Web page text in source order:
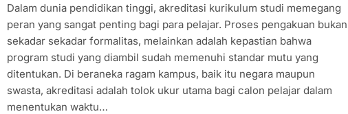
Dalam dunia pendidikan tinggi, akreditasi kurikulum studi memegang
peran yang sangat penting bagi para pelajar. Proses pengakuan bukan
sekadar sekadar formalitas, melainkan adalah kepastian bahwa
program studi yang diambil sudah memenuhi standar mutu yang
ditentukan. Di beraneka ragam kampus, baik itu negara maupun
swasta, akreditasi adalah tolok ukur utama bagi calon pelajar dalam
menentukan waktu…